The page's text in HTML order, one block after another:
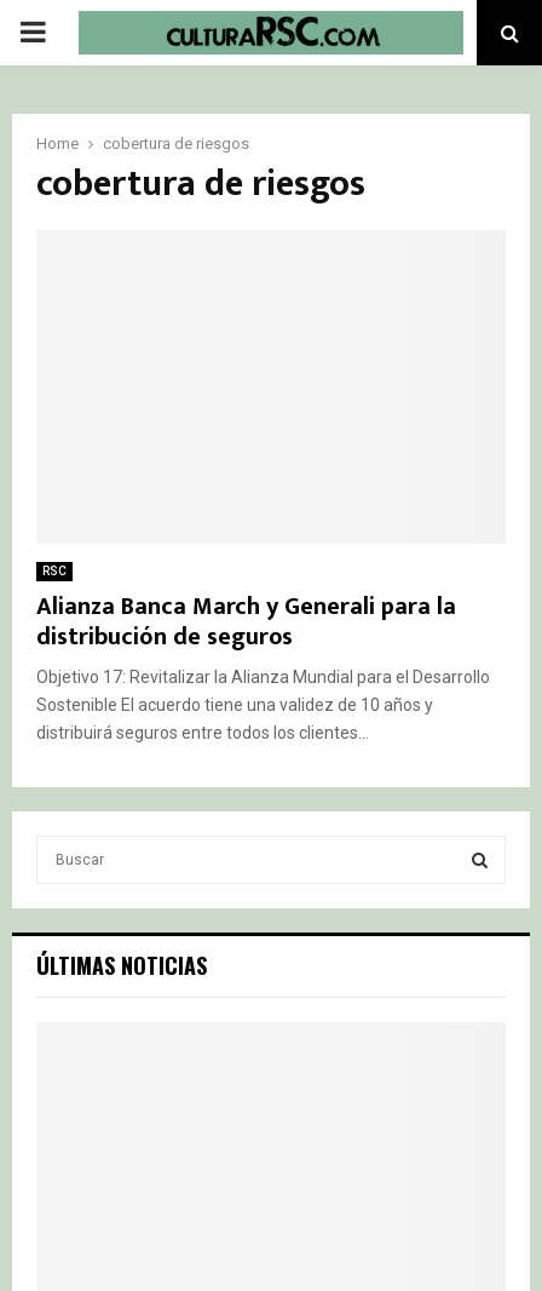
PRIMARY
Home cobertura de riesgos
cobertura de riesgos
RSC
Alianza Banca March y Generali para la
distribución de seguros
Objetivo 17: Revitalizar la Alianza Mundial para el Desarrollo
Sostenible El acuerdo tiene una validez de 10 años y
distribuirá seguros entre todos los clientes...
c
h
S
ÚLTIMAS NOTICIAS